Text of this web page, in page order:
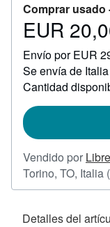
Comprar usado
Precio
20,00
EUR
Envío por EUR
Se envía de
Cantidad
Vendido por
Torino, TO, Italia
Detalles del